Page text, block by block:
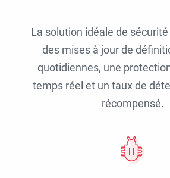
La solution idéale de
des mises à jour de
quotidiennes, une
temps réel et un taux de
récompensé.